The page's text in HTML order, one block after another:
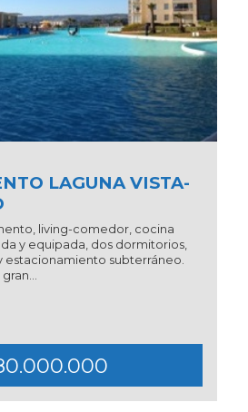
LAGUNA VISTA-
living-comedor, cocina
y equipada, dos dormitorios,
estacionamiento subterráneo.